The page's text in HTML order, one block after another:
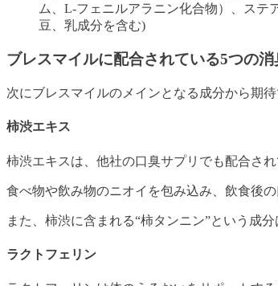
ム、L-フェニルアラニン化合物）、ステ
豆、乳成分を含む)
ブレスマイルに配合されている5つの消
次にブレスマイルのメインとなる成分から期
柿渋エキス
柿渋エキスは、他社の口臭サプリでも配合さ
食べ物や飲み物のニオイを包み込み、飲食後の
また、柿渋に含まれる“柿タンニン”という成
ラクトフェリン